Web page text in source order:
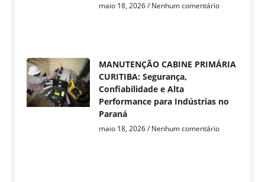
maio 18, 2026 Nenhum comentário
MANUTENÇÃO CABINE PRIMÁRIA
CURITIBA: Segurança,
Confiabilidade e Alta
Performance para Indústrias no
Paraná
maio 18, 2026 Nenhum comentário